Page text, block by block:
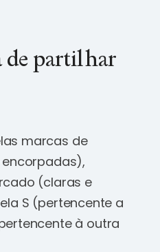
de partilhar
marcas de
(claras e
S (pertencente a
à outra